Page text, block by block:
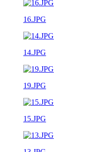
16.JPG
14.JPG
19.JPG
15.JPG